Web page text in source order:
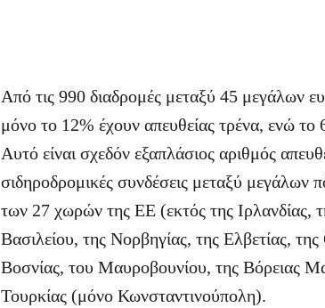
Από τις 990 διαδρομές μεταξύ 45 μεγάλων
μόνο το 12% έχουν απευθείας τρένα, ενώ το
Αυτό είναι σχεδόν εξαπλάσιος αριθμός
σιδηροδρομικές συνδέσεις μεταξύ
των 27 χωρών της ΕΕ (εκτός της
Βασιλείου, της Νορβηγίας, της Ελβετίας,
Βοσνίας, του Μαυροβουνίου, της Βόρειας
Τουρκίας (μόνο Κωνσταντινούπολη).